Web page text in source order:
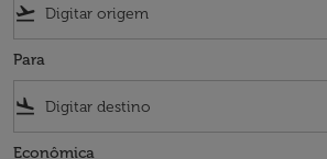
flight_takeoff
Para
flight_land
Econômica